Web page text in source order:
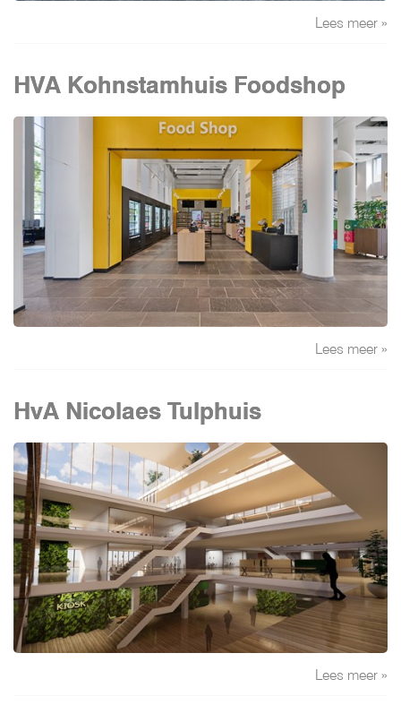
Lees meer »
HVA Kohnstamhuis Foodshop
Lees meer »
HvA Nicolaes Tulphuis
Lees meer »